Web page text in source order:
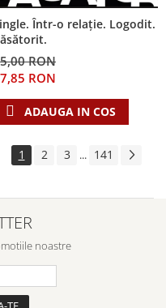
Într-o relație. Logodit.
RON
RON
ADAUGA IN COS
1 2 3 ... 141
noastre